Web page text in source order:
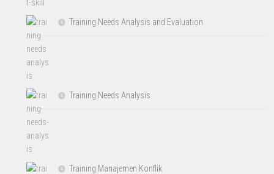
Training Needs Analysis and Evaluation
Training Needs Analysis
Training Manajemen Konflik